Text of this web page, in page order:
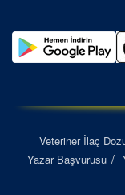
Veteriner İlaç
Yazar Başvurusu